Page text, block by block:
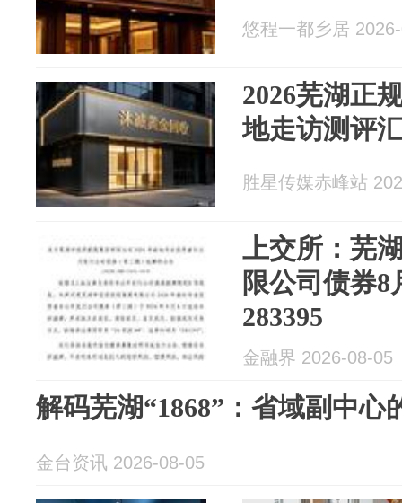
悠程一都乡居
2026芜湖正
地走访测评
胜星传媒赤峰站
上交所：芜
限公司债券8
283395
金融界 2026-08-05
解码芜湖“1868”：省域副中心
金台资讯 2026-08-05